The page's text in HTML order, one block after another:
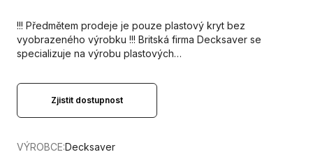
!!! Předmětem prodeje je pouze plastový kryt bez
vyobrazeného výrobku !!! Britská firma Decksaver se
specializuje na výrobu plastových…
Zjistit dostupnost
VÝROBCE:Decksaver